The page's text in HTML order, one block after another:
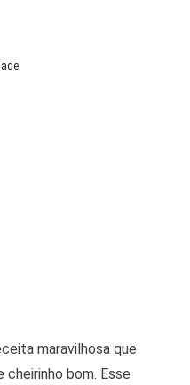
maravilhosa que
cheirinho bom. Esse